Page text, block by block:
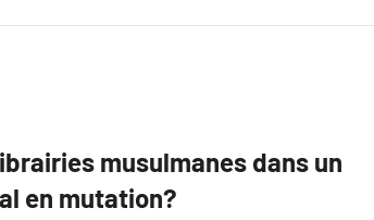
musulmanes dans un
en mutation?